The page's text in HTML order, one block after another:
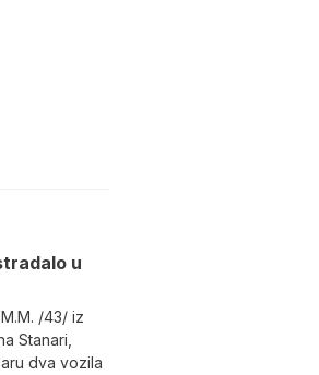
u
/43/ iz
Stanari,
dva vozila